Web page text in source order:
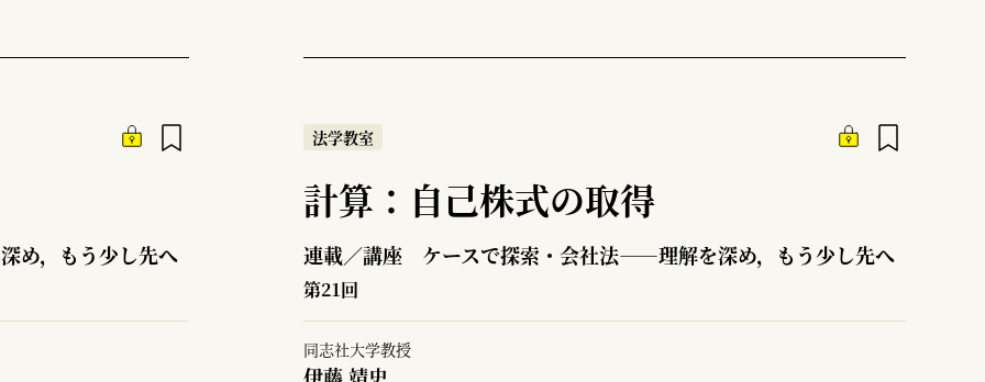
め，もう少し先へ
法学教室
計算：自己株式の取得
連載／講座 ケースで探索・会社法――理解を深め，もう少し先へ
第21回
同志社大学教授